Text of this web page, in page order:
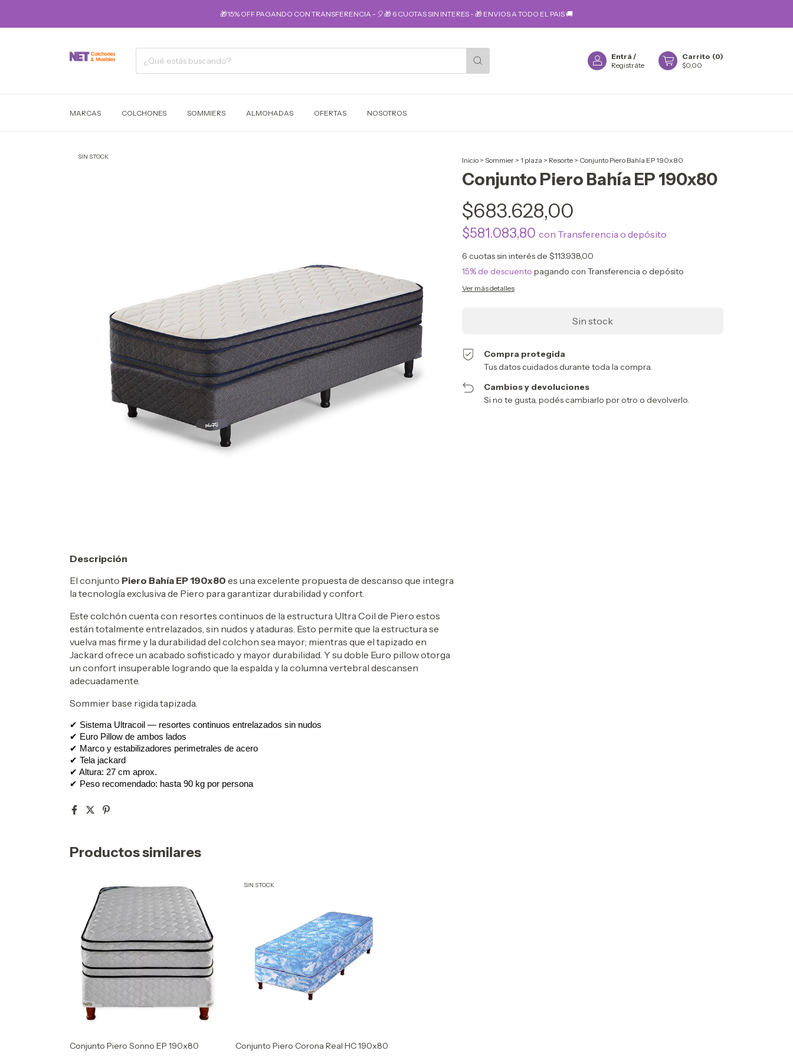
🎁15% OFF PAGANDO CON TRANSFERENCIA - 🎈🎁 6 CUOTAS SIN INTERES - 🎁 ENVIOS A TODO EL PAIS 🚚
Entrá /
Registráte
Carrito (0)
$0,00
MARCAS COLCHONES SOMMIERS ALMOHADAS OFERTAS NOSOTROS
SIN STOCK Inicio > Sommier > 1 plaza > Resorte > Conjunto Piero Bahía EP 190x80
Conjunto Piero Bahía EP 190x80
$683.628,00
$581.083,80 con Transferencia o depósito
6 cuotas sin interés de $113.938,00
15% de descuento pagando con Transferencia o depósito
Ver más detalles
Compra protegida
Tus datos cuidados durante toda la compra.
Cambios y devoluciones
Si no te gusta, podés cambiarlo por otro o devolverlo.
Descripción
El conjunto Piero Bahía EP 190x80 es una excelente propuesta de descanso que integra
la tecnología exclusiva de Piero para garantizar durabilidad y confort.
Este colchón cuenta con resortes continuos de la estructura Ultra Coil de Piero estos
están totalmente entrelazados, sin nudos y ataduras. Esto permite que la estructura se
vuelva mas firme y la durabilidad del colchon sea mayor; mientras que el tapizado en
Jackard ofrece un acabado sofisticado y mayor durabilidad. Y su doble Euro pillow otorga
un confort insuperable logrando que la espalda y la columna vertebral descansen
adecuadamente.
Sommier base rigida tapizada.
✔ Sistema Ultracoil — resortes continuos entrelazados sin nudos
✔ Euro Pillow de ambos lados
✔ Marco y estabilizadores perimetrales de acero
✔ Tela jackard
✔ Altura: 27 cm aprox.
✔ Peso recomendado: hasta 90 kg por persona
Productos similares
Conjunto Piero Sonno EP 190x80
SIN STOCK
Conjunto Piero Corona Real HC 190x80